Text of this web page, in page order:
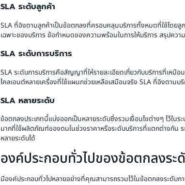
SLA ระดับลูกค้า
SLA ที่อิงตามลูกค้าเป็นข้อตกลงที่ครอบคลุมบริการทั้งหมดที่ใช้โดยลู
เฉพาะของบริการ ข้อกำหนดของความพร้อมในการให้บริการ สรุปคว
SLA ระดับการบริการ
SLA ระดับการบริการคือสัญญาที่ให้รายละเอียดเกี่ยวกับบริการที่เหมื
ไคลเอนต์หลายเครื่องที่ใช้แผนกช่วยเหลือเสมือนจริง SLA ที่อิงตามบ
SLA หลายระดับ
ข้อตกลงประเภทนี้แบ่งออกเป็นหลายระดับซึ่งรวมเงื่อนไขต่างๆ ไว้ใน
มากที่ใช้ผลิตภัณฑ์ของตนในช่วงราคาหรือระดับบริการที่แตกต่างกัน ร
หลายระดับได้
องค์ประกอบทั่วไปของข้อตกลงระ
มีองค์ประกอบทั่วไปหลายอย่างที่คุณสามารถรวมไว้ในข้อตกลงระดับกา